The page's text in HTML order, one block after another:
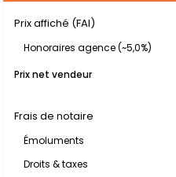
Prix affiché (FAI)
Honoraires agence (~5,0%)
Prix net vendeur
Frais de notaire
Émoluments
Droits & taxes